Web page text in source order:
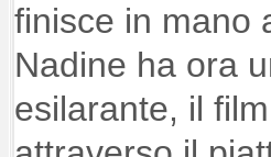
finisce in mano
Nadine ha ora
esilarante, il